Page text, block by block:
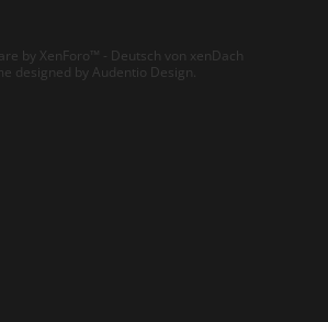
by XenForo™ - Deutsch von xenDach
designed by Audentio Design.